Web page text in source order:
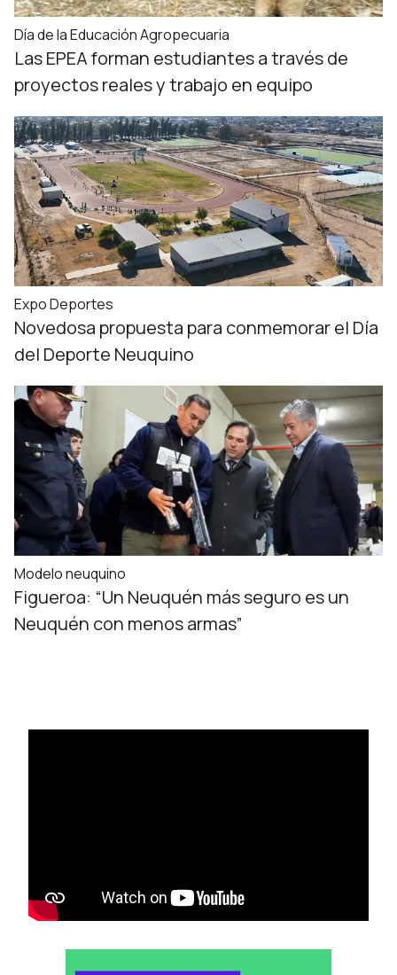
Día de la Educación Agropecuaria
Las EPEA forman estudiantes a través de
proyectos reales y trabajo en equipo
Expo Deportes
Novedosa propuesta para conmemorar el Día
del Deporte Neuquino
Modelo neuquino
Figueroa: “Un Neuquén más seguro es un
Neuquén con menos armas”